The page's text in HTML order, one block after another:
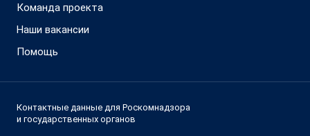
Команда проекта
Наши вакансии
Помощь
Контактные данные для Роскомнадзора
и государственных органов